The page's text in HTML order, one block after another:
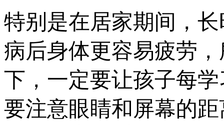
特别是在居家期间，
病后身体更容易疲劳
下，一定要让孩子每
要注意眼睛和屏幕的